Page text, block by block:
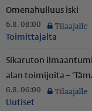
Omenahulluus iski
6.8. 08:00
Toimittajalta
Sikaruton
alan toimijoita –
6.8. 06:00
Uutiset